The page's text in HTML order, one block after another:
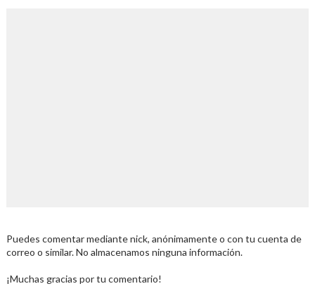
Puedes comentar mediante nick, anónimamente o con tu cuenta de
correo o similar. No almacenamos ninguna información.
¡Muchas gracias por tu comentario!